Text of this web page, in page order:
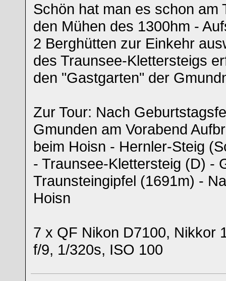
Schön hat man es schon am
den Mühen des 1300hm -
2 Berghütten zur Einkehr
des Traunsee-Klettersteigs
den "Gastgarten" der
Zur Tour: Nach
Gmunden am Vorabend
beim Hoisn - Hernler-Steig
- Traunsee-Klettersteig (D) -
Traunsteingipfel (1691m) -
Hoisn
7 x QF Nikon D7100, Nikkor
f/9, 1/320s, ISO 100